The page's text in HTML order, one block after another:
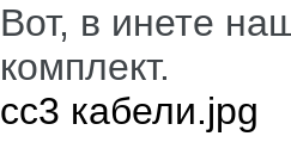
Вот, в инете
комплект.
cc3 кабели.jpg